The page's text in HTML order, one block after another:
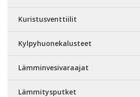
Kuristusventtiilit
Kylpyhuonekalusteet
Lämminvesivaraajat
Lämmitysputket